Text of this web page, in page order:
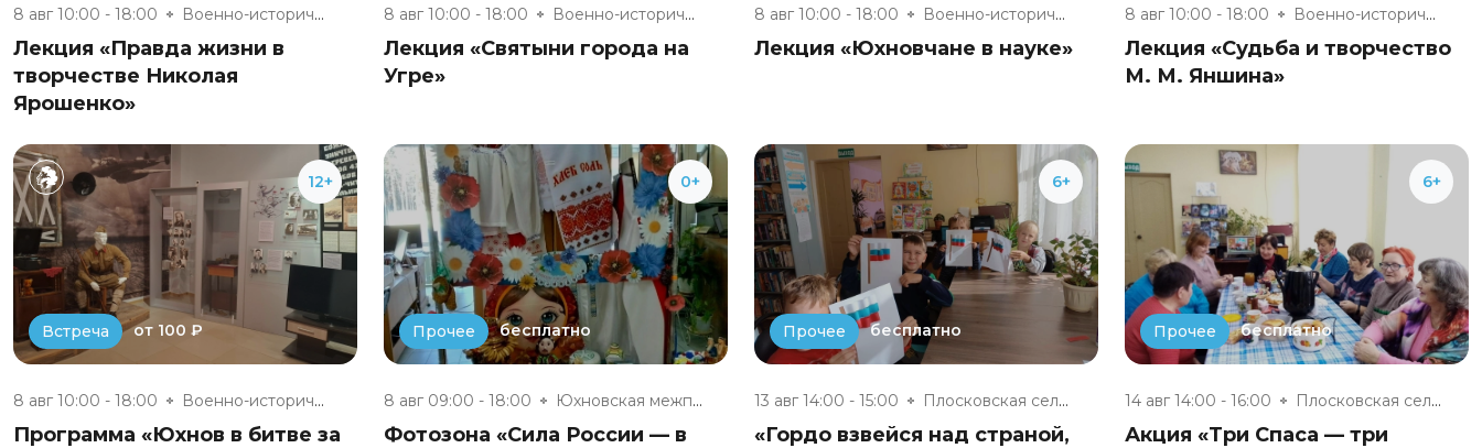
8 авг 10:00 - 18:00 Военно-исторический музей «Юхн...
Лекция «Правда жизни в
творчестве Николая
Ярошенко»
8 авг 10:00 - 18:00 Военно-исторический музей «Юхн...
Лекция «Святыни города на
Угре»
8 авг 10:00 - 18:00 Военно-исторический музей «Юхн...
Лекция «Юхновчане в науке»
8 авг 10:00 - 18:00 Военно-исторический музей «Юхн...
Лекция «Судьба и творчество
М. М. Яншина»
12+
Встреча от 100 ₽
8 авг 10:00 - 18:00 Военно-исторический музей «Юхн...
Программа «Юхнов в битве за
0+
Прочее бесплатно
8 авг 09:00 - 18:00 Юхновская межпоселенческая биб...
Фотозона «Сила России — в
6+
Прочее бесплатно
13 авг 14:00 - 15:00 Плосковская сельская библиотек...
«Гордо взвейся над страной,
6+
Прочее бесплатно
14 авг 14:00 - 16:00 Плосковская сельская библиотек...
Акция «Три Спаса — три